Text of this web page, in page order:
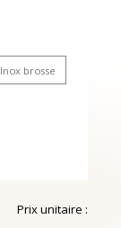
Inox brosse
Prix unitaire :